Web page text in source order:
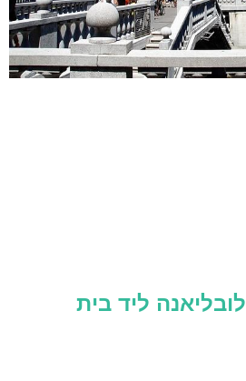
ליד בית